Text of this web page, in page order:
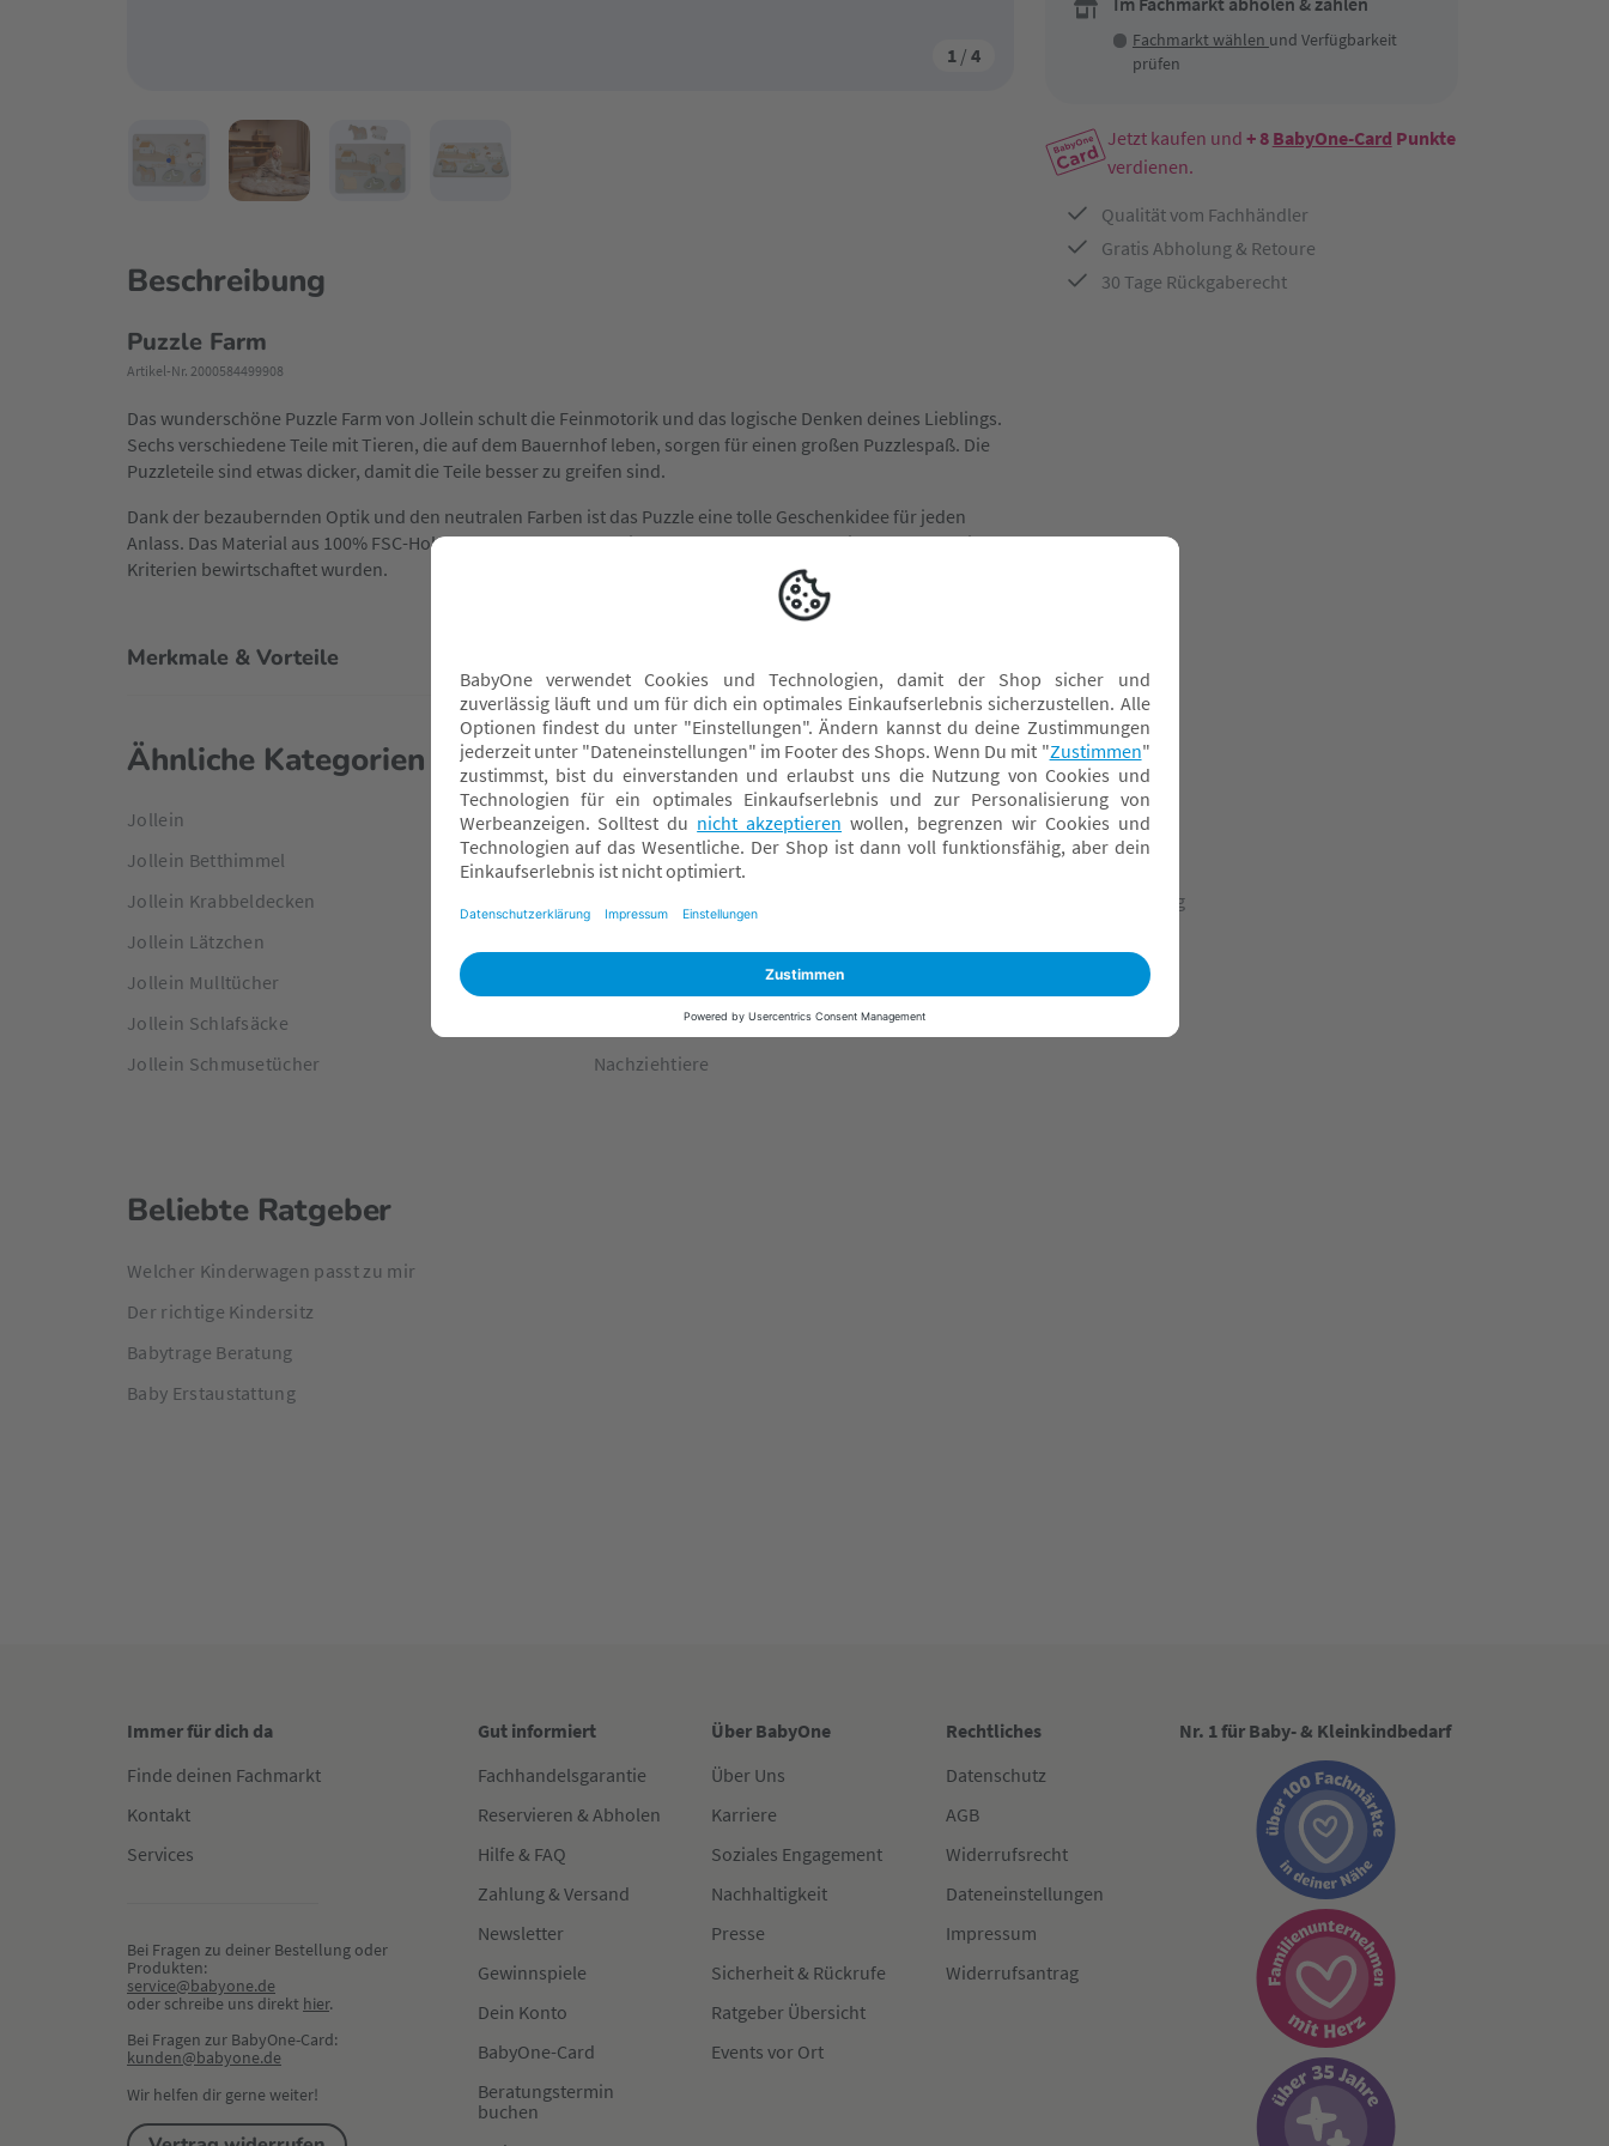
1 /4
Fachmarkt wählen und Verfügbarkeit
prüfen
Jetzt kaufen und + 8 BabyOne-Card Punkte
verdienen.
Qualität vom Fachhändler
Gratis Abholung & Retoure
30 Tage Rückgaberecht
Beschreibung
Puzzle Farm
Artikel-Nr. 2000584499908
Das wunderschöne Puzzle Farm von Jollein schult die Feinmotorik und das logische Denken deines Lieblings.
Sechs verschiedene Teile mit Tieren, die auf dem Bauernhof leben, sorgen für einen großen Puzzlespaß. Die
Puzzleteile sind etwas dicker, damit die Teile besser zu greifen sind.
Dank der bezaubernden Optik und den neutralen Farben ist das Puzzle eine tolle Geschenkidee für jeden
Anlass. Das Material aus 100% FSC-Holz kommt aus Wäldern, die nach besonderen ökologischen und sozialen
Kriterien bewirtschaftet wurden.
Merkmale & Vorteile
Ähnliche Kategorien
Jollein
Jollein Betthimmel
Jollein Krabbeldecken
Jollein Lätzchen
Jollein Mulltücher
Jollein Schlafsäcke
Jollein Schmusetücher
Angespiele
Holzfiguren
Motorikwürfel
Nachziehtiere
Schiebetiere
Stapeltürme
Steckspielzeug
Beliebte Ratgeber
Welcher Kinderwagen passt zu mir
Der richtige Kindersitz
Babytrage Beratung
Baby Erstaustattung
Immer für dich da
Finde deinen Fachmarkt
Kontakt
Services
Bei Fragen zu deiner Bestellung oder
Produkten:
service@babyone.de
oder schreibe uns direkt hier.
Bei Fragen zur BabyOne-Card:
kunden@babyone.de
Wir helfen dir gerne weiter!
Gut informiert
Fachhandelsgarantie
Reservieren & Abholen
Hilfe & FAQ
Zahlung & Versand
Newsletter
Gewinnspiele
Dein Konto
BabyOne-Card
Beratungstermin
buchen
Über BabyOne
Über Uns
Karriere
Soziales Engagement
Nachhaltigkeit
Presse
Sicherheit & Rückrufe
Ratgeber Übersicht
Events vor Ort
Rechtliches
Datenschutz
AGB
Widerrufsrecht
Dateneinstellungen
Impressum
Widerrufsantrag
Nr. 1 für Baby- & Kleinkindbedarf